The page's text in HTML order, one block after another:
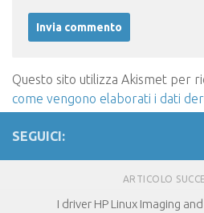
Questo sito utilizza Akismet per
come vengono elaborati i dati
SEGUICI:
ARTICOLO
I driver HP Linux Imaging